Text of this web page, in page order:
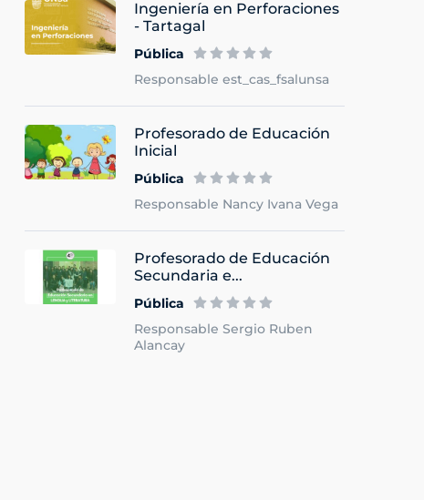
Ingeniería en Perforaciones
- Tartagal
Pública
Responsable est_cas_fsalunsa
Profesorado de Educación
Inicial
Pública
Responsable Nancy Ivana Vega
Profesorado de Educación
Secundaria e...
Pública
Responsable Sergio Ruben
Alancay